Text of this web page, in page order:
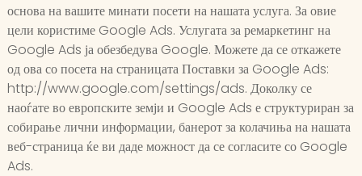
основа на вашите минати посети на нашата услуга. За овие
цели користиме Google Ads. Услугата за ремаркетинг на
Google Ads ја обезбедува Google. Можете да се откажете
од ова со посета на страницата Поставки за Google Ads:
http://www.google.com/settings/ads. Доколку се
наоѓате во европските земји и Google Ads е структуриран за
собирање лични информации, банерот за колачиња на нашата
веб-страница ќе ви даде можност да се согласите со Google
Ads.